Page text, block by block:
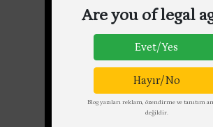
Are you of legal
Evet/Yes
Hayır/No
Blog yazıları reklam, özendirme ve tanıtım
değildir.